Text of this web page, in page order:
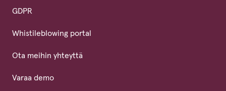
GDPR
Whistileblowing portal
Ota meihin yhteyttä
Varaa demo